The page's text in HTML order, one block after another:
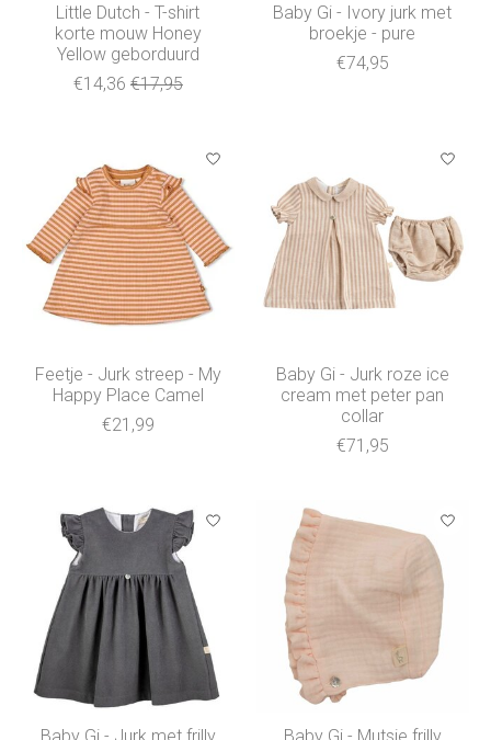
Little Dutch - T-shirt
korte mouw Honey
Yellow geborduurd
€14,36 €17,95
Baby Gi - Ivory jurk met
broekje - pure
€74,95
Feetje - Jurk streep - My
Happy Place Camel
€21,99
Baby Gi - Jurk roze ice
cream met peter pan
collar
€71,95